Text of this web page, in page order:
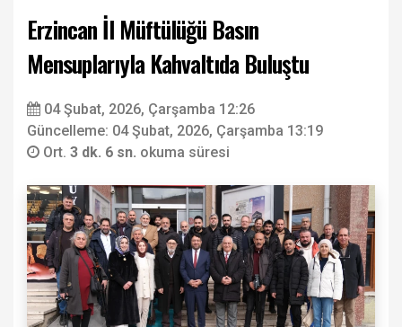
Erzincan İl Müftülüğü Basın
Mensuplarıyla Kahvaltıda Buluştu
04 Şubat, 2026, Çarşamba 12:26
Güncelleme: 04 Şubat, 2026, Çarşamba 13:19
Ort. 3 dk. 6 sn. okuma süresi